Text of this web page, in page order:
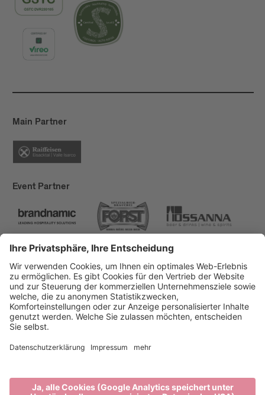
Main Partner
Event Partner
Brixen Tourismus
Privacy
Impressum
Förderungen
produced by